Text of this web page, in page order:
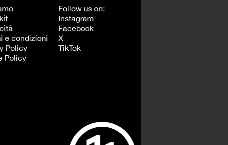
e condizioni
Policy
Policy
Follow us on:
Instagram
Facebook
X
TikTok